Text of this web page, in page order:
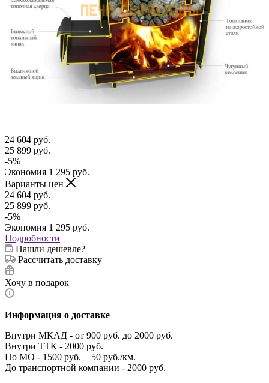
24 604 руб.
25 899 руб.
-5%
Экономия 1 295 руб.
Варианты цен
24 604 руб.
25 899 руб.
-5%
Экономия 1 295 руб.
Подробности
Нашли дешевле?
Рассчитать доставку
Хочу в подарок
Информация о доставке
Внутри МКАД - от 900 руб. до 2000 руб.
Внутри ТТК - 2000 руб.
По МО - 1500 руб. + 50 руб./км.
До транспортной компании - 2000 руб.